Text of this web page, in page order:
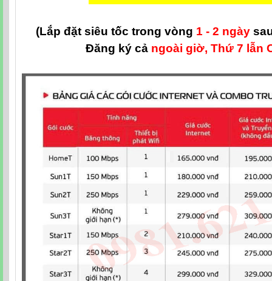
(Lắp đặt siêu tốc trong vòng 1 - 2 ngày
Đăng ký cả ngoài giờ, Thứ 7 lẫn